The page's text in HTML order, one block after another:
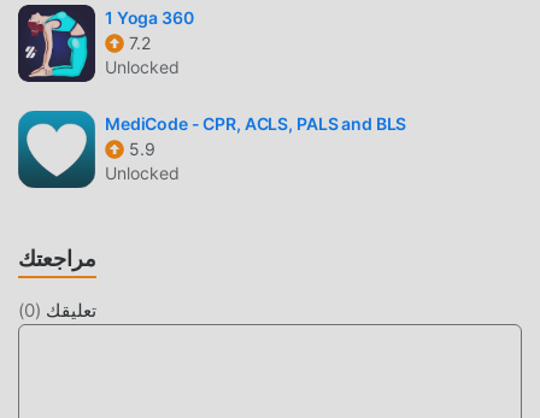
أيضًا تطبيق health للمعجبين لتبادل الخبرات مع بعضهم البعض ،
ومشاركة السعادة التي يواجهونها في التطبيق ، ما الذي تنتظره ،
التعديل ، مما يوفر لك وظائف Free مجانًا ، يمكنك تجربة أعلى
مستوى من التطبيق Couch to 5k 10.0.0 مع أكثر الوظائف اكتمالا.
علاوة على ذلك ، تمت مصادقة جميع التعديلات يدويًا بواسطة
1 Yoga 360
7.2
Unlocked
MediCode - CPR, ACLS, PALS and BLS
5.9
Unlocked
مراجعتك
تعليقك (
0
)